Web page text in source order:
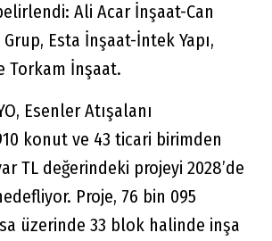
Ali Acar İnşaat-Can
Esta İnşaat-İntek Yapı,
Torkam İnşaat.
Esenler Atışalanı
konut ve 43 ticari birimden
TL değerindeki projeyi 2028’de
Proje, 76 bin 095
üzerinde 33 blok halinde inşa